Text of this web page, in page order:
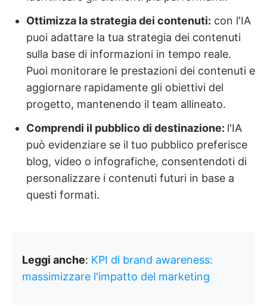
Ottimizza la strategia dei contenuti: con l'IA
puoi adattare la tua strategia dei contenuti
sulla base di informazioni in tempo reale.
Puoi monitorare le prestazioni dei contenuti e
aggiornare rapidamente gli obiettivi del
progetto, mantenendo il team allineato.
Comprendi il pubblico di destinazione: l'IA
può evidenziare se il tuo pubblico preferisce
blog, video o infografiche, consentendoti di
personalizzare i contenuti futuri in base a
questi formati.
Leggi anche: KPI di brand awareness:
massimizzare l'impatto del marketing